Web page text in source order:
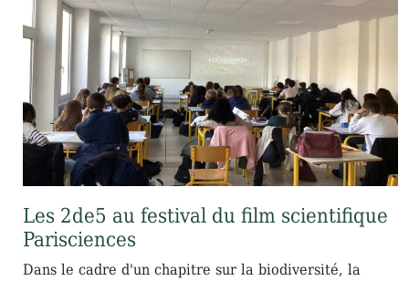
Les 2de5 au festival du film scientifique
Parisciences
Dans le cadre d'un chapitre sur la biodiversité, la